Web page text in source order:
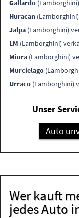
Gallardo
Huracan
Jalpa (Lamborghini)
LM (Lamborghini)
Miura (Lamborghini)
Murcielago
Urraco (Lamborghini)
Unser
Auto
Wer kauft
jedes Auto